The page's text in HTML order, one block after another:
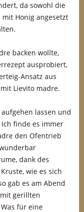
da sowohl die
Honig angesetzt
backen wollte,
ausprobiert,
Ansatz aus
Lievito madre.
lassen und
finde es immer
den Ofentrieb
dank des
wie es sich
gab es am Abend
gerillten
für eine